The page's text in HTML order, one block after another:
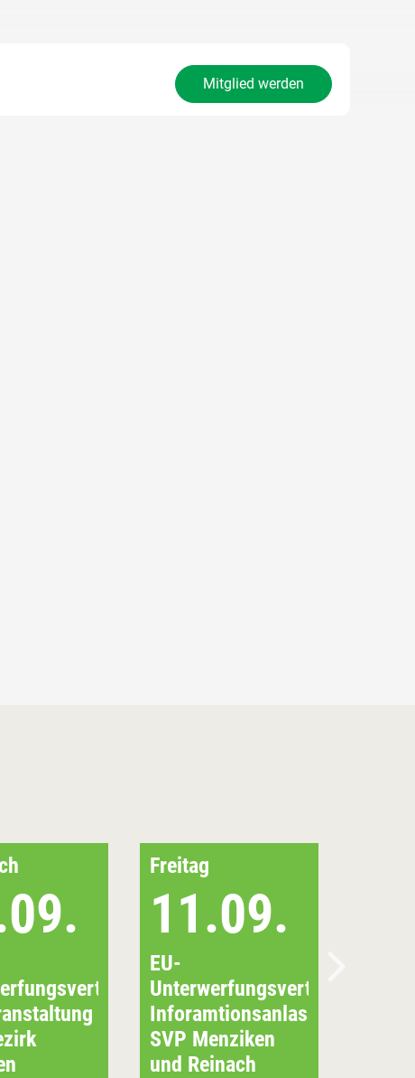
Mitglied werden
Freitag
11.09.
EU-
Unterwerfungsvertrag:
Inforamtionsanlass
SVP Menziken
und Reinach